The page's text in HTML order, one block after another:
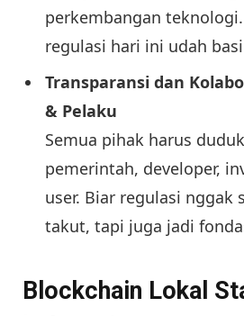
perkembangan
regulasi hari ini udah
Transparansi dan
& Pelaku
Semua pihak harus
pemerintah, developer,
user. Biar regulasi nggak
takut, tapi juga jadi
Blockchain Lokal